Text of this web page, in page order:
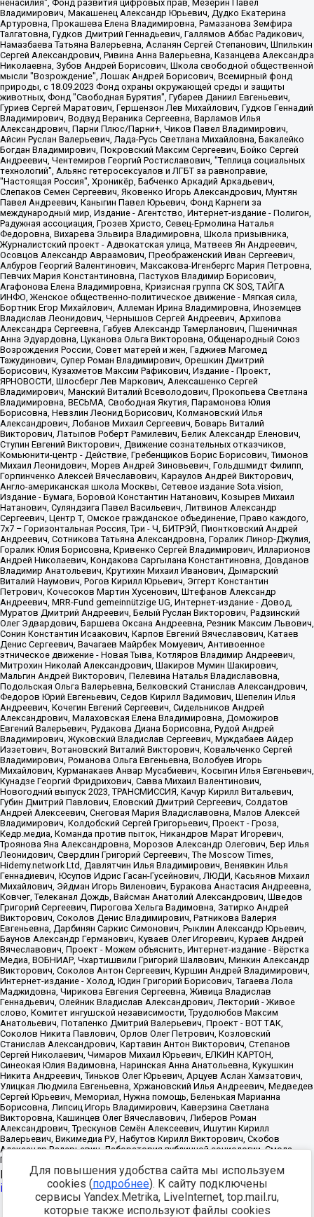
Источник:https://minjust.gov.ru/uploaded/files/reestr-
inostrannyih-agentov-22-03-2024.pdfданные на22.03.2024
Разработка -
Для повышения удобства сайта мы используем
cookies (подробнее). К сайту подключены
сервисы Yandex.Metrika, LiveInternet, top.mail.ru,
которые также используют файлы cookies